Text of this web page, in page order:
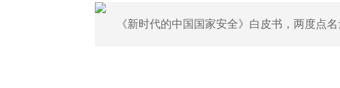
《新时代的中国国家安全》白皮书，两度点